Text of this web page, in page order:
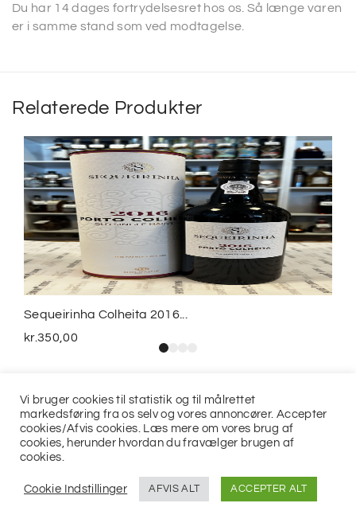
Du har 14 dages fortrydelsesret hos os. Så længe varen
er i samme stand som ved modtagelse.
Relaterede Produkter
Sequeirinha Colheita 2016...
kr.350,00
Vi bruger cookies til statistik og til målrettet
markedsføring fra os selv og vores annoncører. Accepter
cookies/Afvis cookies. Læs mere om vores brug af
cookies, herunder hvordan du fravælger brugen af
cookies.
Cookie Indstillinger AFVIS ALT ACCEPTER ALT